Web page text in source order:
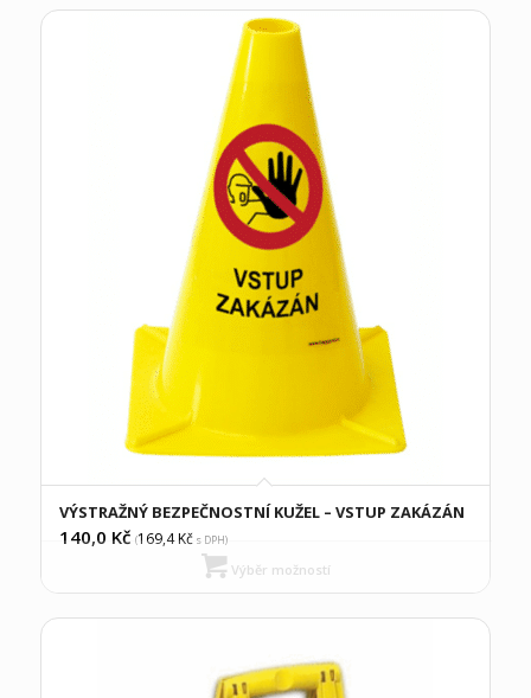
VÝSTRAŽNÝ BEZPEČNOSTNÍ KUŽEL – VSTUP ZAKÁZÁN
140,0 Kč (169,4Kčs DPH)
Výběr možností